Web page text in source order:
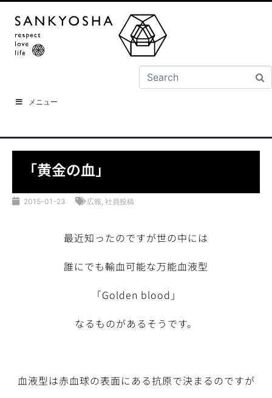
メニュー
「黄金の血」
2015-01-23 広報, 社員投稿
最近知ったのですが世の中には
誰にでも輸血可能な万能血液型
「Golden blood」
なるものがあるそうです。
血液型は赤血球の表面にある抗原で決まるのですが